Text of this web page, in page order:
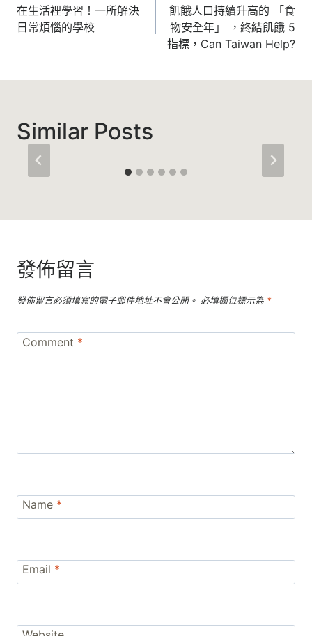
章
導
在生活裡學習！一所解決
日常煩惱的學校
飢餓人口持續升高的 「食
物安全年」 ，終結飢餓 5
指標，Can Taiwan Help?
Similar Posts
發佈留言
發佈留言必須填寫的電子郵件地址不會公開。 必填欄位標示為 *
Comment *
Name *
Email *